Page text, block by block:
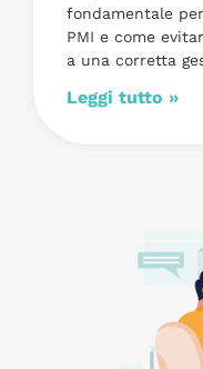
fondamentale
PMI e come
a una corretta
Leggi tutto »